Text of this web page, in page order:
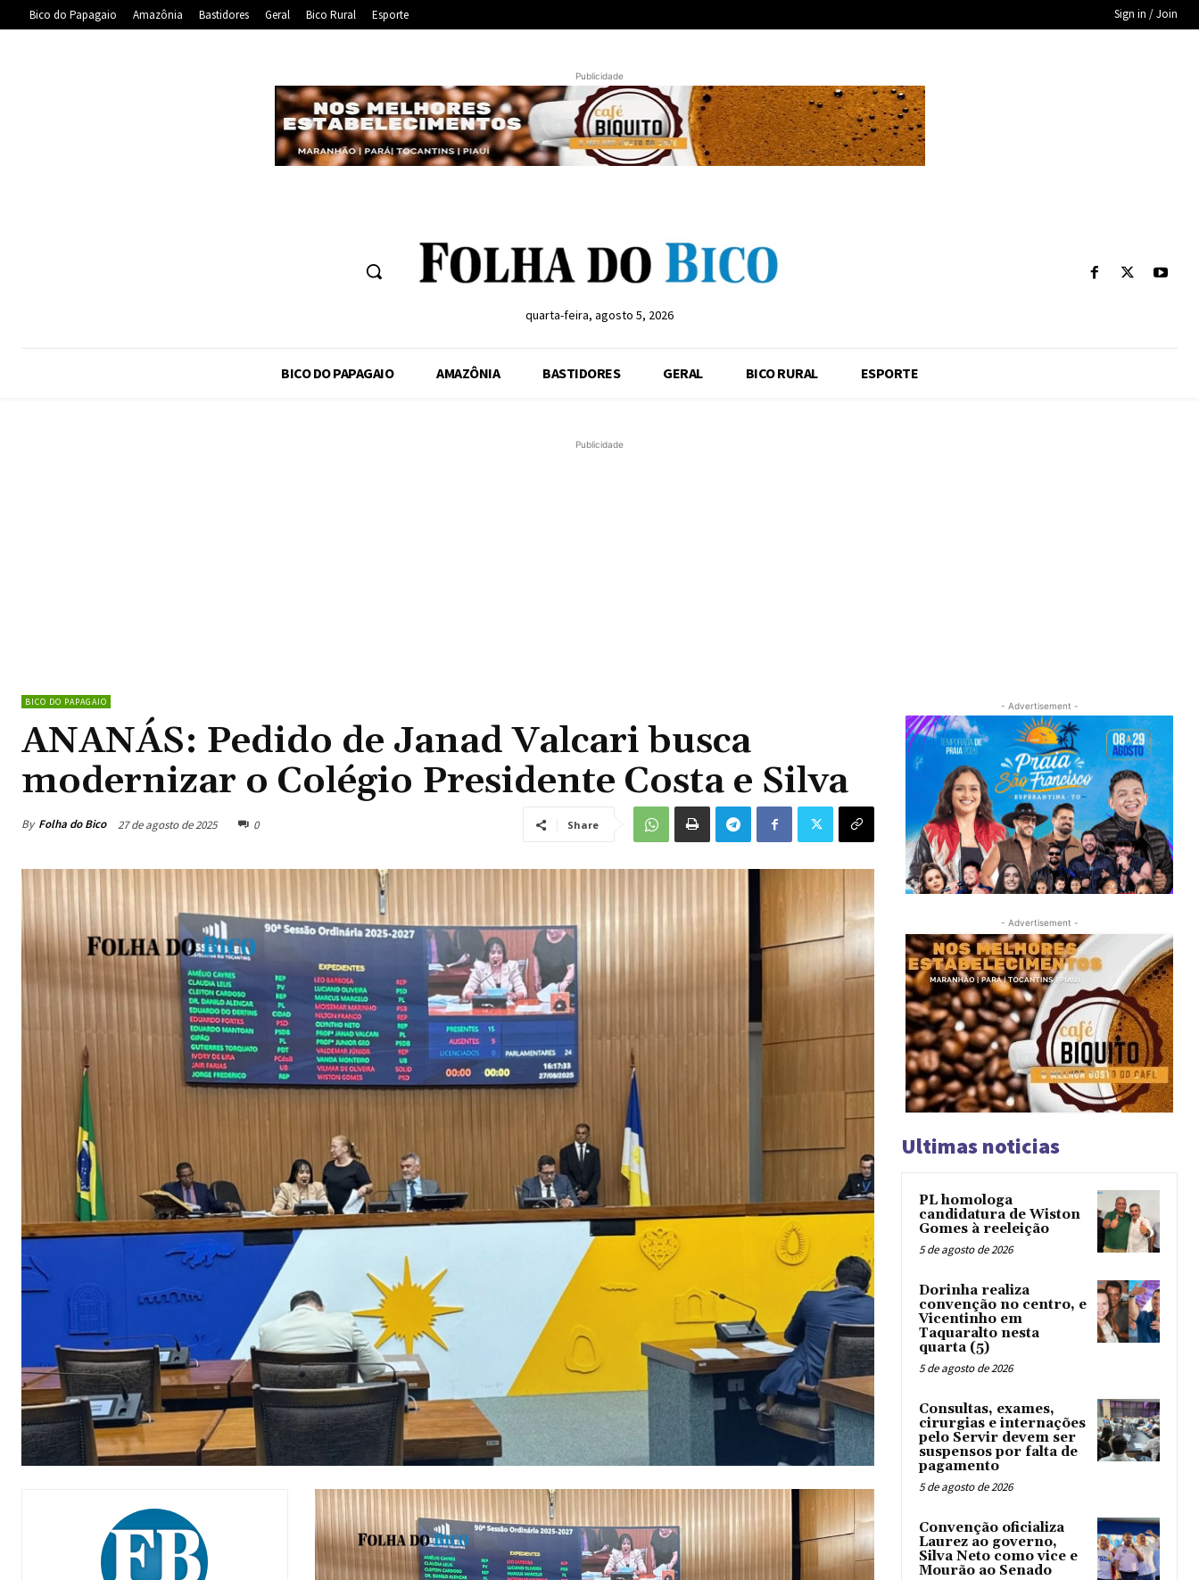
Bico do Papagaio Amazônia Bastidores Geral Bico Rural Esporte Sign in / Join
Publicidade
quarta-feira, agosto 5, 2026
BICO DO PAPAGAIO AMAZÔNIA BASTIDORES GERAL BICO RURAL ESPORTE
Publicidade
BICO DO PAPAGAIO
ANANÁS: Pedido de Janad Valcari busca
modernizar o Colégio Presidente Costa e Silva
By Folha do Bico 27 de agosto de 2025 0 Share
- Advertisement -
- Advertisement -
Ultimas noticias
PL homologa
candidatura de Wiston
Gomes à reeleição
5 de agosto de 2026
Dorinha realiza
convenção no centro, e
Vicentinho em
Taquaralto nesta
quarta (5)
5 de agosto de 2026
Consultas, exames,
cirurgias e internações
pelo Servir devem ser
suspensos por falta de
pagamento
5 de agosto de 2026
Convenção oficializa
Laurez ao governo,
Silva Neto como vice e
Mourão ao Senado